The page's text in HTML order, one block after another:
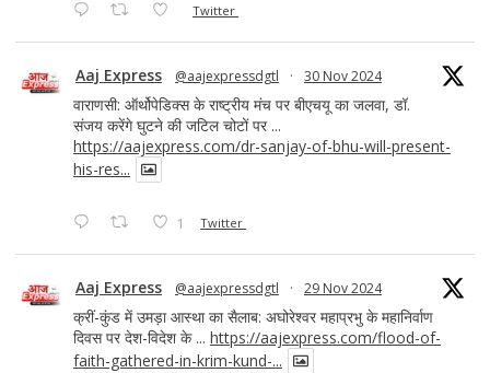
Twitter
Aaj Express @aajexpressdgtl · 30 Nov 2024
वाराणसी: ऑर्थोपेडिक्स के राष्ट्रीय मंच पर बीएचयू का जलवा, डॉ.
संजय करेंगे घुटने की जटिल चोटों पर ...
https://aajexpress.com/dr-sanjay-of-bhu-will-present-
his-res...
1 Twitter
Aaj Express @aajexpressdgtl · 29 Nov 2024
क्रीं-कुंड में उमड़ा आस्था का सैलाब: अघोरेश्वर महाप्रभु के महानिर्वाण
दिवस पर देश-विदेश के ... https://aajexpress.com/flood-of-
faith-gathered-in-krim-kund-...